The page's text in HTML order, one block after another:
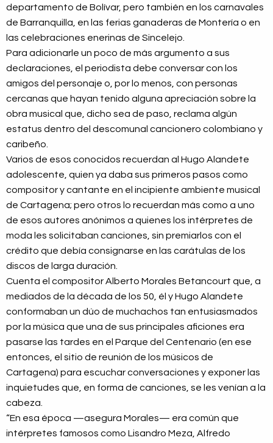
departamento de Bolívar, pero también en los carnavales
de Barranquilla, en las ferias ganaderas de Montería o en
las celebraciones enerinas de Sincelejo.
Para adicionarle un poco de más argumento a sus
declaraciones, el periodista debe conversar con los
amigos del personaje o, por lo menos, con personas
cercanas que hayan tenido alguna apreciación sobre la
obra musical que, dicho sea de paso, reclama algún
estatus dentro del descomunal cancionero colombiano y
caribeño.
Varios de esos conocidos recuerdan al Hugo Alandete
adolescente, quien ya daba sus primeros pasos como
compositor y cantante en el incipiente ambiente musical
de Cartagena; pero otros lo recuerdan más como a uno
de esos autores anónimos a quienes los intérpretes de
moda les solicitaban canciones, sin premiarlos con el
crédito que debía consignarse en las carátulas de los
discos de larga duración.
Cuenta el compositor Alberto Morales Betancourt que, a
mediados de la década de los 50, él y Hugo Alandete
conformaban un dúo de muchachos tan entusiasmados
por la música que una de sus principales aficiones era
pasarse las tardes en el Parque del Centenario (en ese
entonces, el sitio de reunión de los músicos de
Cartagena) para escuchar conversaciones y exponer las
inquietudes que, en forma de canciones, se les venían a la
cabeza.
“En esa época —asegura Morales— era común que
intérpretes famosos como Lisandro Meza, Alfredo